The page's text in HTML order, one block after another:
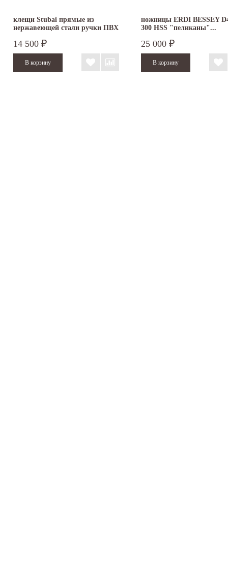
клещи Stubai прямые из
нержавеющей стали ручки ПВХ
14 500 ₽
ножницы ERDI BESSEY
300 HSS "пеликаны"...
25 000 ₽